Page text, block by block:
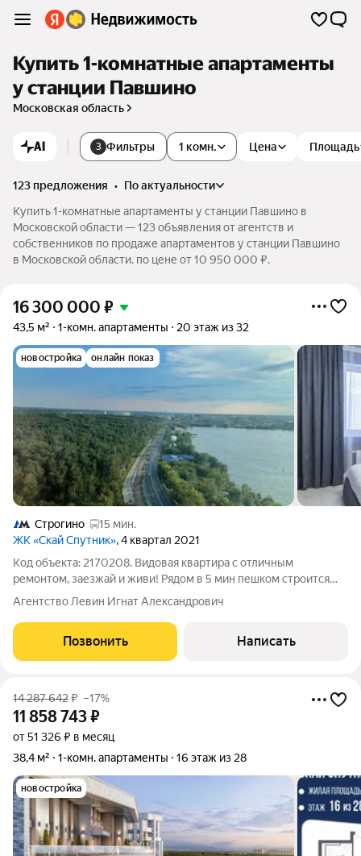
Купить 1-комнатные апартаменты
у станции Павшино
Московская область
AI 3 Фильтры 1 комн. Цена Площадь
123 предложения •
по актуальности
Купить 1-комнатные апартаменты у станции Павшино в
Московской области — 123 объявления от агентств и
собственников по продаже апартаментов у станции Павшино
в Московской области. по цене от 10 950 000 ₽.
16 300 000 ₽
43,5 м² 1-комн. апартаменты 20 этаж из 32
новостройка онлайн показ
Строгино
15 мин.
ЖК «Скай Спутник», 4 квартал 2021
Код объекта: 2170208. Видовая квартира с отличным
ремонтом, заезжай и живи! Рядом в 5 мин пешком строится
метро! Вода и парк рядом! Район Красногорск, улица Липовой
Подмосковья. В шаговой доступности
Агентство Левин Игнат Александрович
Позвонить Написать
14 287 642₽ –17%
11 858 743₽
от 51 326 ₽ в месяц
38,4 м²
1-комн. апартаменты 16 этаж из 28
новостройка